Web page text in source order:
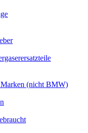
Marken (nicht BMW)